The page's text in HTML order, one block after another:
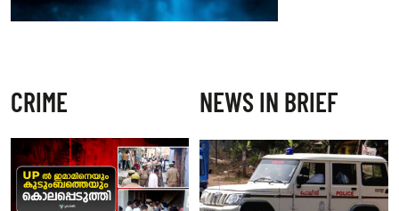
CRIME NEWS IN BRIEF